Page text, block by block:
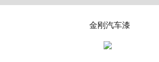
金刚汽车漆